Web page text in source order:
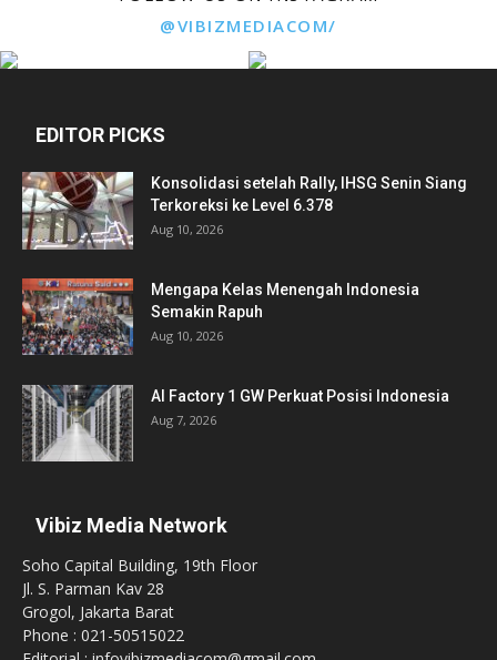
@VIBIZMEDIACOM/
EDITOR PICKS
Konsolidasi setelah Rally, IHSG Senin Siang
Terkoreksi ke Level 6.378
Aug 10, 2026
Mengapa Kelas Menengah Indonesia
Semakin Rapuh
Aug 10, 2026
AI Factory 1 GW Perkuat Posisi Indonesia
Aug 7, 2026
Vibiz Media Network
Soho Capital Building, 19th Floor
Jl. S. Parman Kav 28
Grogol, Jakarta Barat
Phone : 021-50515022